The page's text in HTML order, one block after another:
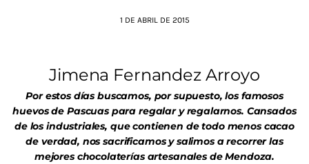
1 DE ABRIL DE 2015
Jimena Fernandez Arroyo
Por estos días buscamos, por supuesto, los famosos
huevos de Pascuas para regalar y regalarnos. Cansados
de los industriales, que contienen de todo menos cacao
de verdad, nos sacrificamos y salimos a recorrer las
mejores chocolaterías artesanales de Mendoza.